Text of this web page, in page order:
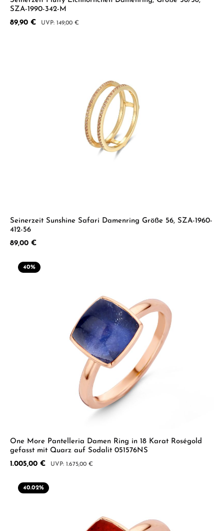
SZA-1990-342-M
Verkaufspreis:
89,90 € Regulärer Preis:
149,00 €
Seinerzeit Sunshine Safari Damenring Größe 56, SZA-1960-
412-56
Regulärer Preis:
89,00 €
40%
One More Pantelleria Damen Ring in 18 Karat Roségold
gefasst mit Quarz auf Sodalit 051576NS
Verkaufspreis:
1.005,00 € Regulärer Preis:
1.675,00 €
40.02%